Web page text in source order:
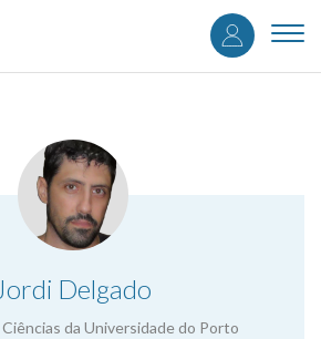
User
Jordi Delgado
da Universidade do Porto
.